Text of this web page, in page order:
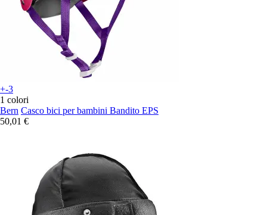
+-3
1 colori
Bern Casco bici per bambini Bandito EPS
50,01 €